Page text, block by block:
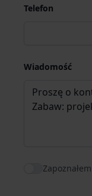
Telefon
Wiadomość
Agree to